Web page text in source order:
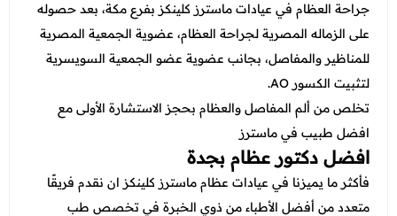
جراحة العظام في عيادات ماسترز كلينكز بفرع مكة، بعد حصوله
على الزماله المصرية لجراحة العظام، عضوية الجمعية المصرية
للمناظير والمفاصل، بجانب عضوية عضو الجمعية السويسرية
لتثبيت الكسور AO.
تخلص من ألم المفاصل والعظام بحجز الاستشارة الأولى مع
افضل طبيب في ماسترز
افضل دكتور عظام بجدة
فأكثر ما يميزنا في عيادات عظام ماسترز كلينكز ان نقدم فريقًا
متعدد من أفضل الأطباء من ذوي الخبرة في تخصص طب